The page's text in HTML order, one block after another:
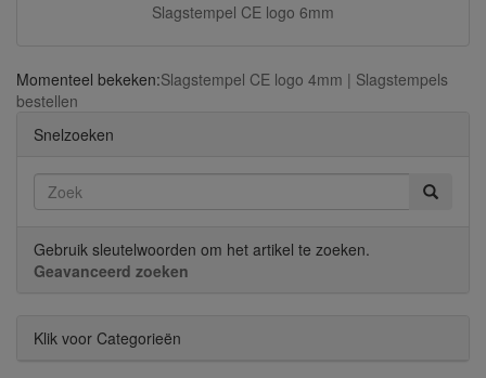
Slagstempel CE logo 6mm
Momenteel bekeken:Slagstempel CE logo 4mm | Slagstempels
bestellen
Snelzoeken
Gebruik sleutelwoorden om het artikel te zoeken.
Geavanceerd zoeken
Klik voor Categorieën